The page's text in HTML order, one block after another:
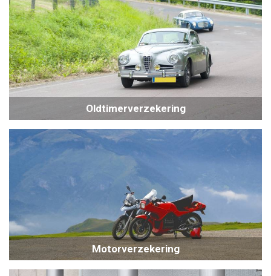
Oldtimerverzekering
Motorverzekering